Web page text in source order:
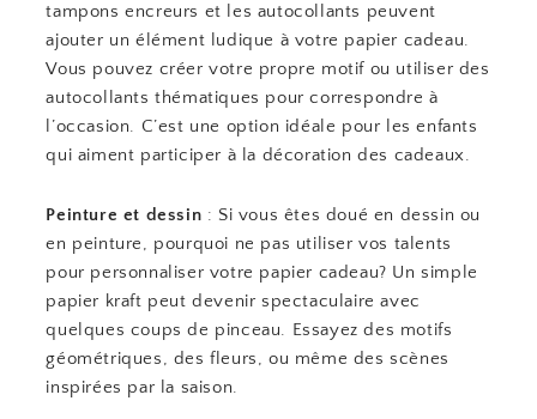
tampons encreurs et les autocollants peuvent
ajouter un élément ludique à votre papier cadeau.
Vous pouvez créer votre propre motif ou utiliser des
autocollants thématiques pour correspondre à
l’occasion. C’est une option idéale pour les enfants
qui aiment participer à la décoration des cadeaux.
Peinture et dessin : Si vous êtes doué en dessin ou
en peinture, pourquoi ne pas utiliser vos talents
pour personnaliser votre papier cadeau? Un simple
papier kraft peut devenir spectaculaire avec
quelques coups de pinceau. Essayez des motifs
géométriques, des fleurs, ou même des scènes
inspirées par la saison.